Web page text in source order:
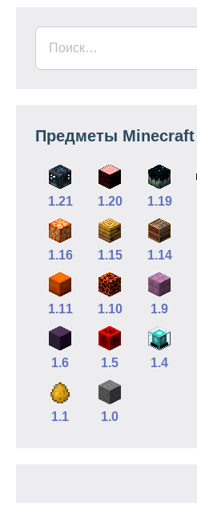
Предметы Minecraft
1.21 1.20 1.19
1.16 1.15 1.14
1.11 1.10 1.9
1.6 1.5 1.4
1.1 1.0